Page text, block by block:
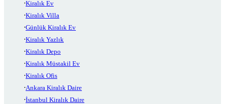
Kiralık Ev
Kiralık Villa
Günlük Kiralık Ev
Kiralık Yazlık
Kiralık Depo
Kiralık Müstakil Ev
Kiralık Ofis
Ankara Kiralık Daire
İstanbul Kiralık Daire